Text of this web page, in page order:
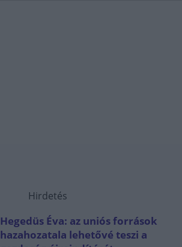
Hirdetés
Hegedüs Éva: az uniós források
hazahozatala lehetővé teszi a